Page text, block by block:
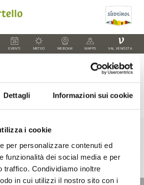
Dettagli Informazioni sui cookie
i cookie
per personalizzare contenuti ed
funzionalità dei social media e per
traffico. Condividiamo inoltre
in cui utilizzi il nostro sito con i
EVENTI METEO WEBCAM MAPPS
V
VAL VENOSTA
info@latsch.it Cartina interattiva